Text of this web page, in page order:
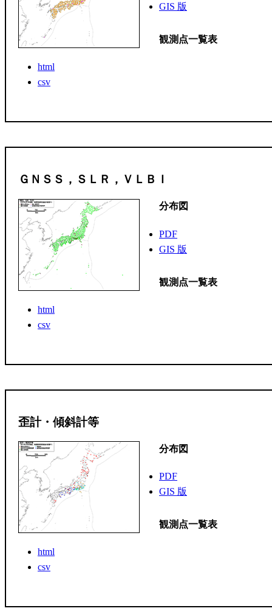
GIS 版
観測点一覧表
html
csv
ＧＮＳＳ，ＳＬＲ，ＶＬＢＩ
分布図
PDF
GIS 版
観測点一覧表
html
csv
歪計・傾斜計等
分布図
PDF
GIS 版
観測点一覧表
html
csv